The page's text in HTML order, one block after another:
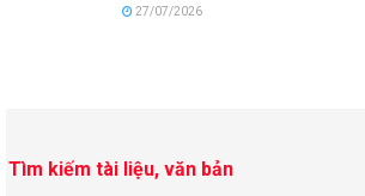
27/07/2026
Tìm kiếm tài liệu, văn bản